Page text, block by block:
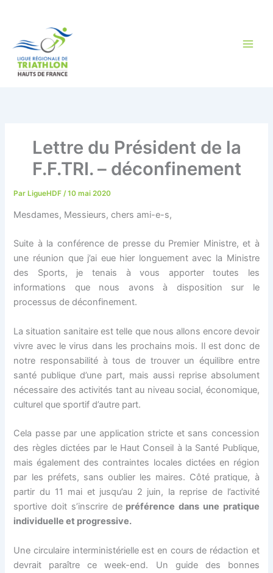
Lettre du Président de la
F.F.TRI. – déconfinement
ParLigueHDF /10 mai 2020
Mesdames, Messieurs, chers ami-e-s,
Suite à la conférence de presse du Premier Ministre, et à
une réunion que j’ai eue hier longuement avec la Ministre
des Sports, je tenais à vous apporter toutes les
informations que nous avons à disposition sur le
processus de déconfinement.
La situation sanitaire est telle que nous allons encore devoir
vivre avec le virus dans les prochains mois. Il est donc de
notre responsabilité à tous de trouver un équilibre entre
santé publique d’une part, mais aussi reprise absolument
nécessaire des activités tant au niveau social, économique,
culturel que sportif d’autre part.
Cela passe par une application stricte et sans concession
des règles dictées par le Haut Conseil à la Santé Publique,
mais également des contraintes locales dictées en région
par les préfets, sans oublier les maires. Côté pratique, à
partir du 11 mai et jusqu’au 2 juin, la reprise de l’activité
sportive doit s’inscrire depréférence dans une pratique
individuelle et progressive.
Une circulaire interministérielle est en cours de rédaction et
devrait paraître ce week-end. Un guide des bonnes